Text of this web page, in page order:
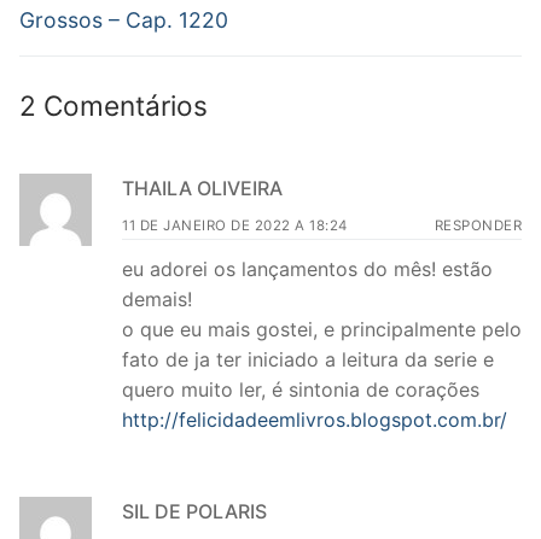
Grossos – Cap. 1220
2 Comentários
THAILA OLIVEIRA
11 DE JANEIRO DE 2022 A 18:24 RESPONDER
eu adorei os lançamentos do mês! estão
demais!
o que eu mais gostei, e principalmente pelo
fato de ja ter iniciado a leitura da serie e
quero muito ler, é sintonia de corações
http://felicidadeemlivros.blogspot.com.br/
SIL DE POLARIS